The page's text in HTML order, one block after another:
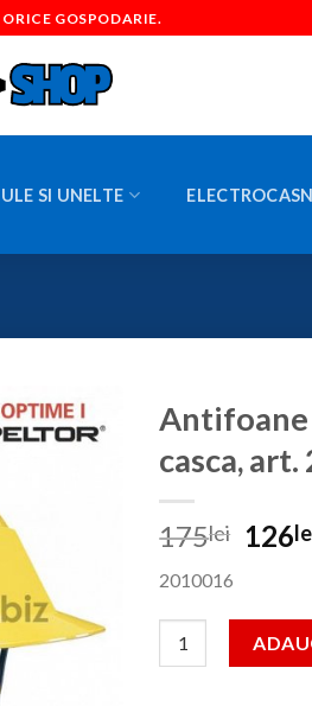
GOSPODARIE.
SI UNELTE
Antifoane
casca,
175lei
fost:
126
2010016
Cantitate